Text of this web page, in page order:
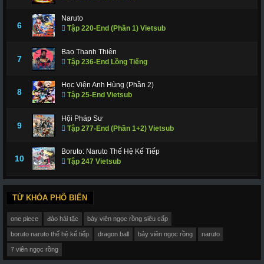
6
Naruto
Tập 220-End (Phần 1) Vietsub
7
Bao Thanh Thiên
Tập 236-End Lồng Tiếng
8
Học Viện Anh Hùng (Phần 2)
Tập 25-End Vietsub
9
Hội Pháp Sư
Tập 277-End (Phần 1+2) Vietsub
10
Boruto: Naruto Thế Hệ Kế Tiếp
Tập 247 Vietsub
TỪ KHÓA PHỔ BIẾN
one piece đảo hải tặc bảy viên ngọc rồng siêu cấp
boruto naruto thế hệ kế tiếp dragon ball bảy viên ngọc rồng naruto
7 viên ngọc rồng